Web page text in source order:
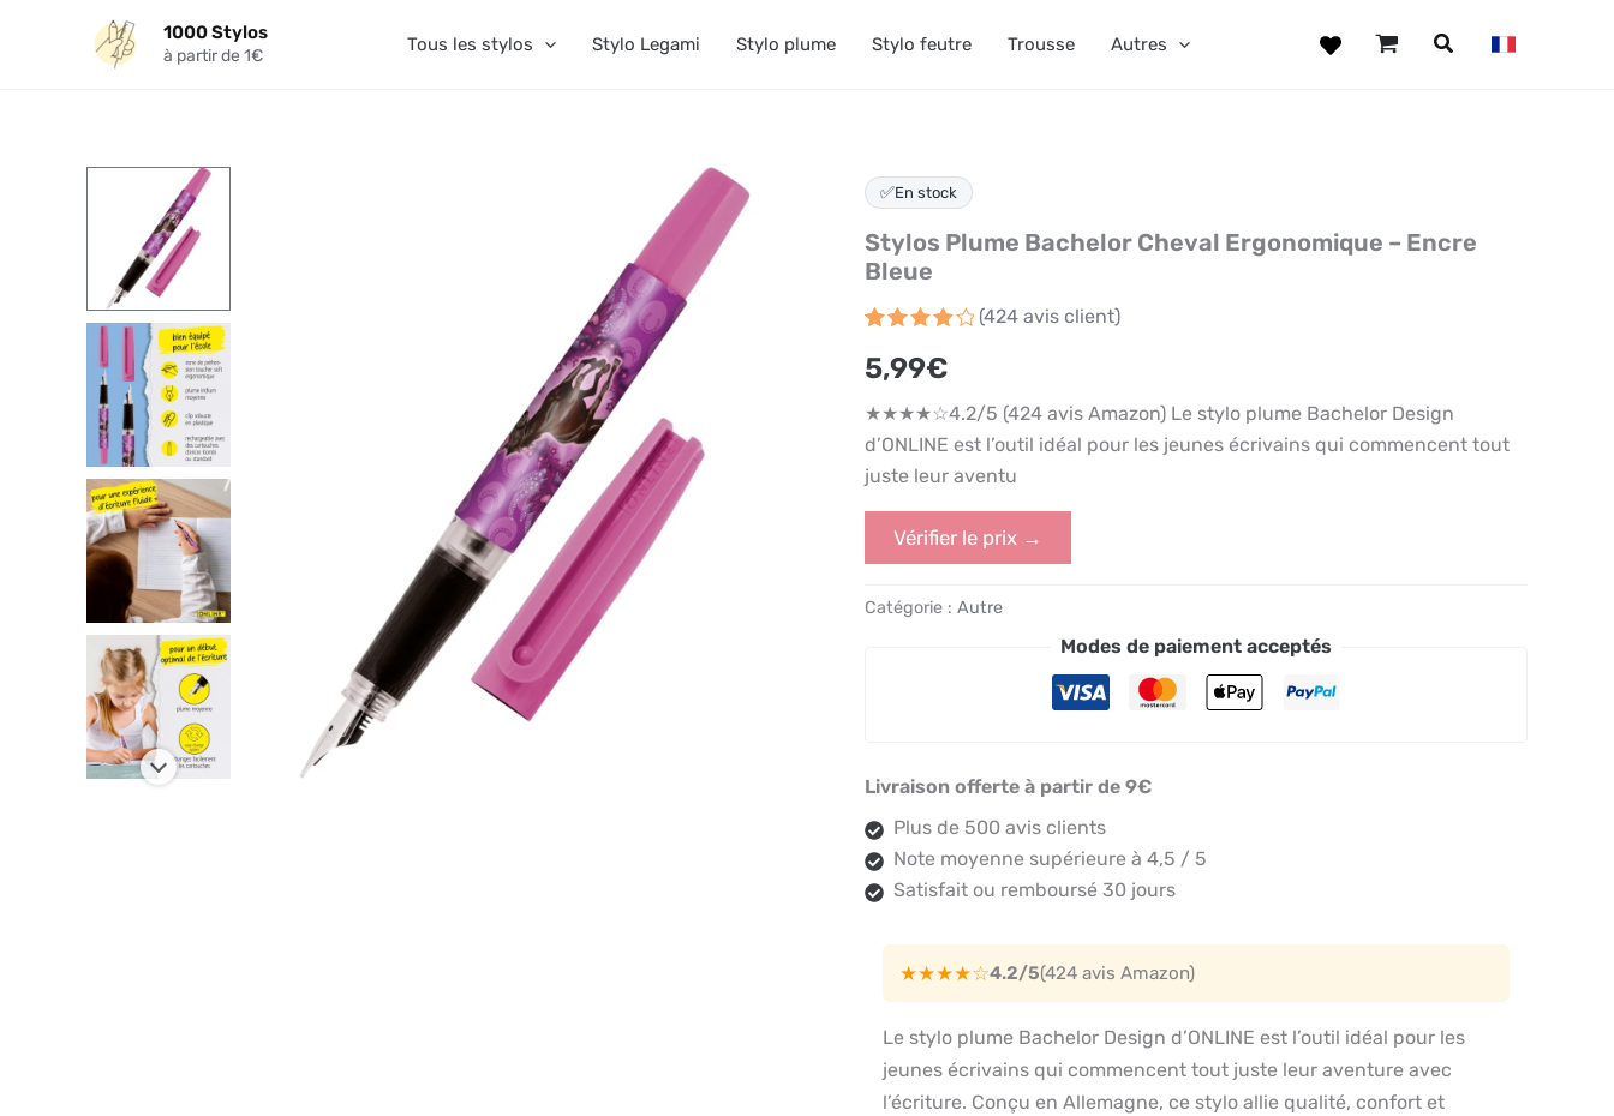
1000 Stylos
à partir de 1€ Tous les stylos Stylo Legami Stylo plume Stylo feutre Trousse Autres
✅En stock
Stylos Plume Bachelor Cheval Ergonomique – Encre
Bleue
sur 5
basé
sur
notations
client
(424 avis client)
5,99€
★★★★☆4.2/5 (424 avis Amazon) Le stylo plume Bachelor Design
d’ONLINE est l’outil idéal pour les jeunes écrivains qui commencent tout
juste leur aventu
Vérifier le prix →
Catégorie : Autre
Modes de paiement acceptés
Livraison offerte à partir de 9€
Plus de 500 avis clients
Note moyenne supérieure à 4,5 / 5
Satisfait ou remboursé 30 jours
★★★★☆4.2/5(424 avis Amazon)
Le stylo plume Bachelor Design d’ONLINE est l’outil idéal pour les
jeunes écrivains qui commencent tout juste leur aventure avec
l’écriture. Conçu en Allemagne, ce stylo allie qualité, confort et